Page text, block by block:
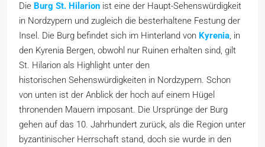
Die Burg St. Hilarion ist eine der Haupt-Sehenswürdigkeit
in Nordzypern und zugleich die besterhaltene Festung der
Insel. Die Burg befindet sich im Hinterland von Kyrenia, in
den Kyrenia Bergen, obwohl nur Ruinen erhalten sind, gilt
St. Hilarion als Highlight unter den
historischen Sehenswürdigkeiten in Nordzypern. Schon
von unten ist der Anblick der hoch auf einem Hügel
thronenden Mauern imposant. Die Ursprünge der Burg
gehen auf das 10. Jahrhundert zurück, als die Region unter
byzantinischer Herrschaft stand, doch sie wurde in den